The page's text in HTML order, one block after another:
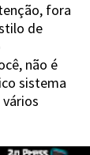
fora
de
não é
sistema